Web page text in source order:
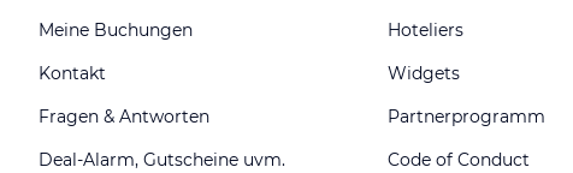
Meine Buchungen
Kontakt
Fragen & Antworten
Deal-Alarm, Gutscheine uvm.
Hoteliers
Widgets
Partnerprogramm
Code of Conduct